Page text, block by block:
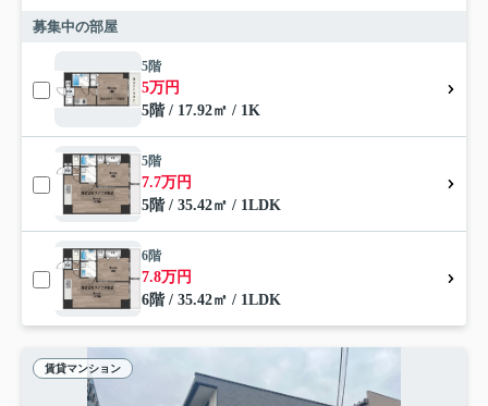
募集中の部屋
5階
5万円
5階 / 17.92㎡ / 1K
5階
7.7万円
5階 / 35.42㎡ / 1LDK
6階
7.8万円
6階 / 35.42㎡ / 1LDK
賃貸マンション